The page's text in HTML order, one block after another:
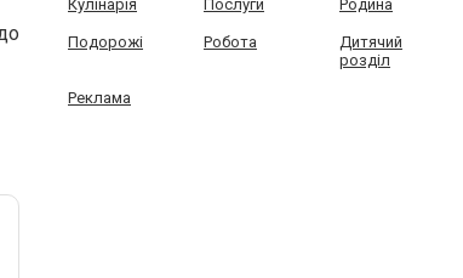
Кулінарія Послуги Родина
Подорожі Робота
Дитячий
розділ
Реклама